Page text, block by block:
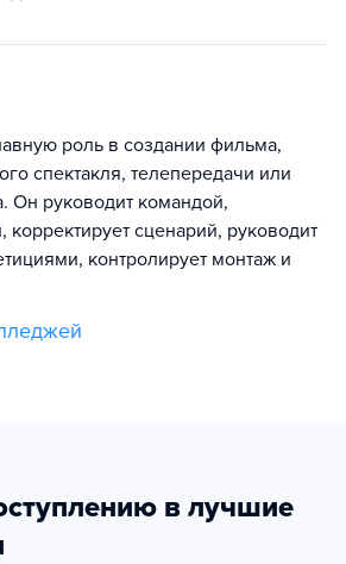
роль в создании фильма,
спектакля, телепередачи или
Он руководит командой,
корректирует сценарий, руководит
контролирует монтаж и
в лучшие